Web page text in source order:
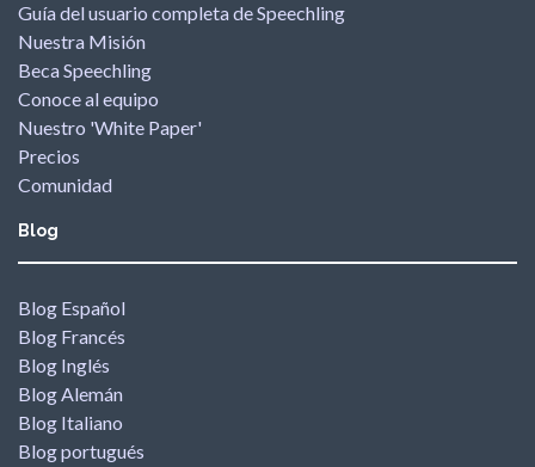
Guía del usuario completa de Speechling
Nuestra Misión
Beca Speechling
Conoce al equipo
Nuestro 'White Paper'
Precios
Comunidad
Blog
Blog Español
Blog Francés
Blog Inglés
Blog Alemán
Blog Italiano
Blog portugués